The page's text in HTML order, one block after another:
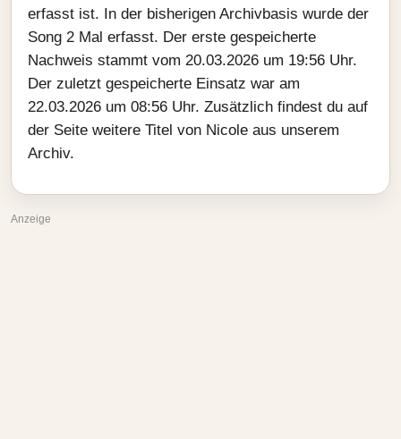
erfasst ist. In der bisherigen Archivbasis wurde der
Song 2 Mal erfasst. Der erste gespeicherte
Nachweis stammt vom 20.03.2026 um 19:56 Uhr.
Der zuletzt gespeicherte Einsatz war am
22.03.2026 um 08:56 Uhr. Zusätzlich findest du auf
der Seite weitere Titel von Nicole aus unserem
Archiv.
Anzeige